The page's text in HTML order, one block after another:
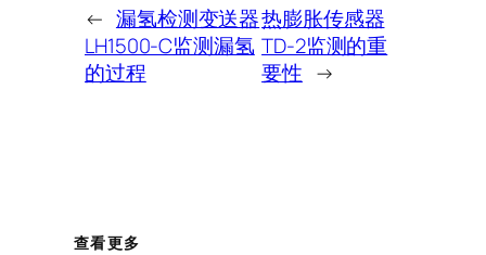
← 漏氢检测变送器
LH1500-C监测漏氢
的过程
热膨胀传感器
TD-2监测的重
要性 →
查看更多